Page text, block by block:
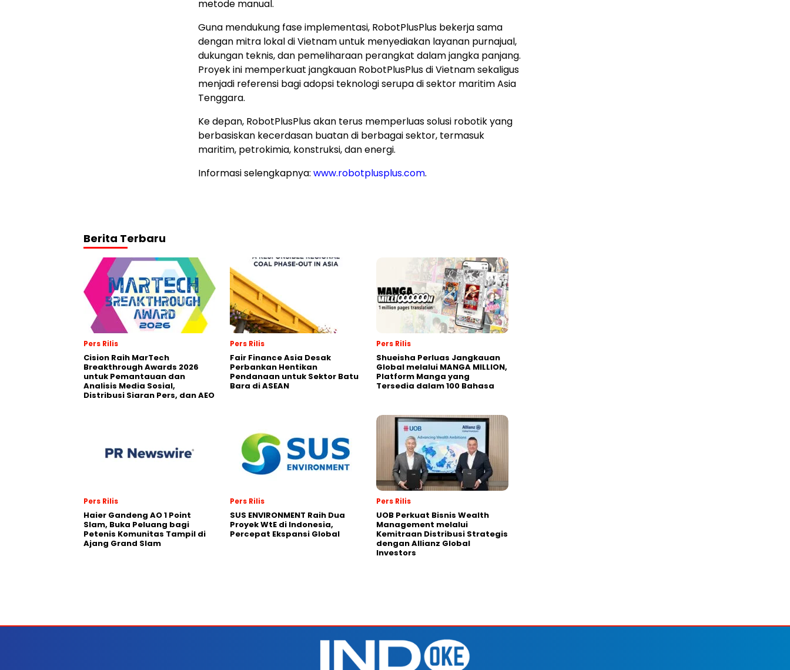
metode manual.
Guna mendukung fase implementasi, RobotPlusPlus bekerja sama
dengan mitra lokal di Vietnam untuk menyediakan layanan purnajual,
dukungan teknis, dan pemeliharaan perangkat dalam jangka panjang.
Proyek ini memperkuat jangkauan RobotPlusPlus di Vietnam sekaligus
menjadi referensi bagi adopsi teknologi serupa di sektor maritim Asia
Tenggara.
Ke depan, RobotPlusPlus akan terus memperluas solusi robotik yang
berbasiskan kecerdasan buatan di berbagai sektor, termasuk
maritim, petrokimia, konstruksi, dan energi.
Informasi selengkapnya: www.robotplusplus.com.
Berita Terbaru
Pers Rilis
Cision Raih MarTech
Breakthrough Awards 2026
untuk Pemantauan dan
Analisis Media Sosial,
Distribusi Siaran Pers, dan AEO
Pers Rilis
Fair Finance Asia Desak
Perbankan Hentikan
Pendanaan untuk Sektor Batu
Bara di ASEAN
Pers Rilis
Shueisha Perluas Jangkauan
Global melalui MANGA MILLION,
Platform Manga yang
Tersedia dalam 100 Bahasa
Pers Rilis
Haier Gandeng AO 1 Point
Slam, Buka Peluang bagi
Petenis Komunitas Tampil di
Ajang Grand Slam
Pers Rilis
SUS ENVIRONMENT Raih Dua
Proyek WtE di Indonesia,
Percepat Ekspansi Global
Pers Rilis
UOB Perkuat Bisnis Wealth
Management melalui
Kemitraan Distribusi Strategis
dengan Allianz Global
Investors